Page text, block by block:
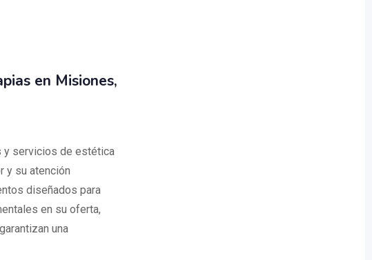
en Misiones,
y servicios de estética
y su atención
diseñados para
en su oferta,
una